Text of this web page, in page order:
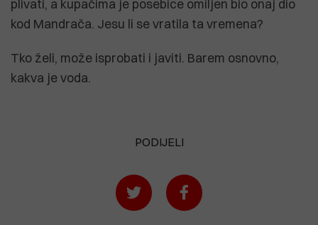
plivati, a kupačima je posebice omiljen bio onaj dio
kod Mandrača. Jesu li se vratila ta vremena?
Tko želi, može isprobati i javiti. Barem osnovno,
kakva je voda.
PODIJELI